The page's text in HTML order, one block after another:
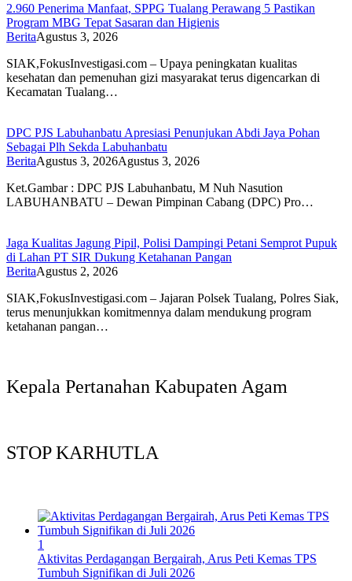
2.960 Penerima Manfaat, SPPG Tualang Perawang 5 Pastikan
Program MBG Tepat Sasaran dan Higienis
BeritaAgustus 3, 2026
SIAK,FokusInvestigasi.com – Upaya peningkatan kualitas
kesehatan dan pemenuhan gizi masyarakat terus digencarkan di
Kecamatan Tualang…
DPC PJS Labuhanbatu Apresiasi Penunjukan Abdi Jaya Pohan
Sebagai Plh Sekda Labuhanbatu
BeritaAgustus 3, 2026Agustus 3, 2026
Ket.Gambar : DPC PJS Labuhanbatu, M Nuh Nasution
LABUHANBATU – Dewan Pimpinan Cabang (DPC) Pro…
Jaga Kualitas Jagung Pipil, Polisi Dampingi Petani Semprot Pupuk
di Lahan PT SIR Dukung Ketahanan Pangan
BeritaAgustus 2, 2026
SIAK,FokusInvestigasi.com – Jajaran Polsek Tualang, Polres Siak,
terus menunjukkan komitmennya dalam mendukung program
ketahanan pangan…
Kepala Pertanahan Kabupaten Agam
STOP KARHUTLA
1
Aktivitas Perdagangan Bergairah, Arus Peti Kemas TPS
Tumbuh Signifikan di Juli 2026